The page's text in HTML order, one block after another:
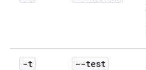
-t --test